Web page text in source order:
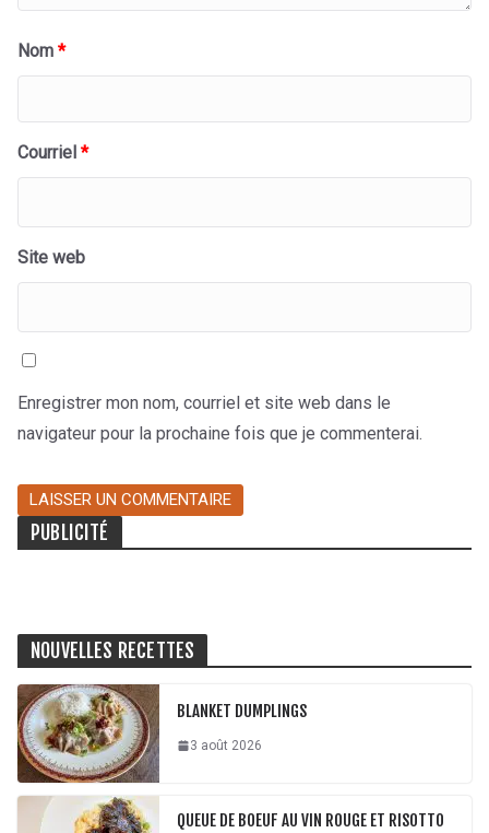
Nom *
Courriel *
Site web
Enregistrer mon nom, courriel et site web dans le
navigateur pour la prochaine fois que je commenterai.
PUBLICITÉ
NOUVELLES RECETTES
BLANKET DUMPLINGS
3 août 2026
QUEUE DE BOEUF AU VIN ROUGE ET RISOTTO